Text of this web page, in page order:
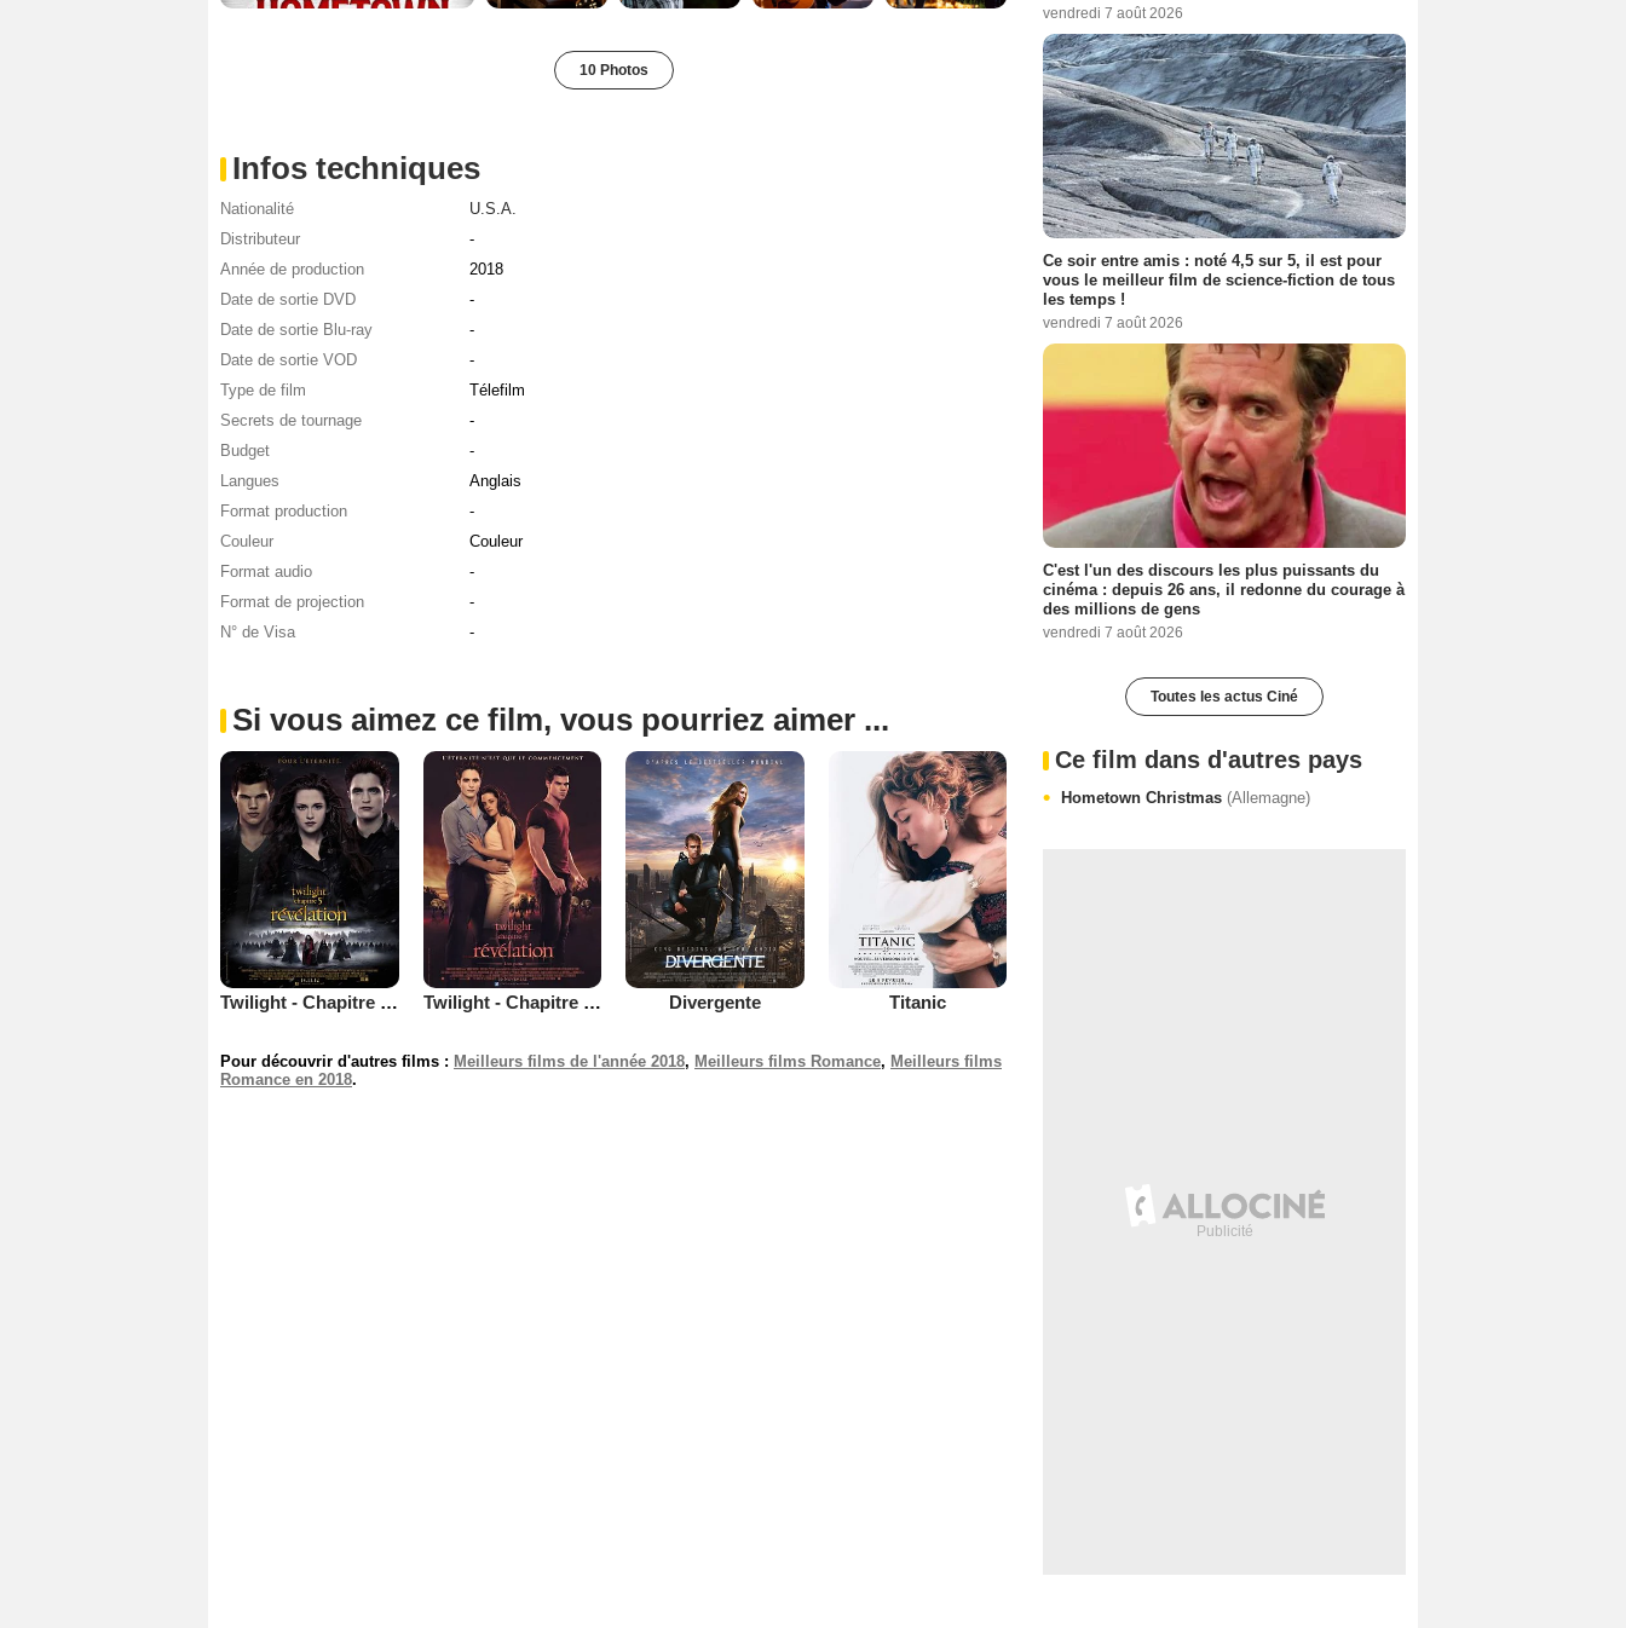
10 Photos
Infos techniques
Nationalité
U.S.A.
Distributeur
-
Année de production
2018
Date de sortie DVD
-
Date de sortie Blu-ray
-
Date de sortie VOD
-
Type de film
Télefilm
Secrets de tournage
-
Budget
-
Langues
Anglais
Format production
-
Couleur
Couleur
Format audio
-
Format de projection
-
N° de Visa
-
Si vous aimez ce film, vous pourriez aimer ...
Twilight - Chapitre 5 : Révélation 2e partie Twilight - Chapitre 4 : Révélation 1ère partie Divergente Titanic
Pour découvrir d'autres films : Meilleurs films de l'année 2018, Meilleurs films Romance, Meilleurs films
Romance en 2018.
vendredi 7 août 2026
Ce soir entre amis : noté 4,5 sur 5, il est pour
vous le meilleur film de science-fiction de tous
les temps !
vendredi 7 août 2026
C'est l'un des discours les plus puissants du
cinéma : depuis 26 ans, il redonne du courage à
des millions de gens
vendredi 7 août 2026
Toutes les actus Ciné
Ce film dans d'autres pays
Hometown Christmas (Allemagne)